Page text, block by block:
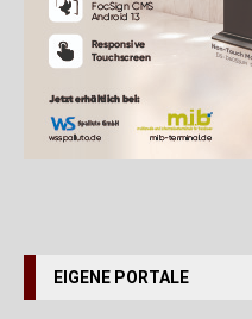
EIGENE PORTALE